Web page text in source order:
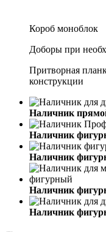
Короб моноблок
Доборы при
Притворная
конструкции
Наличник
Наличник
Наличник
Наличник
Наличник